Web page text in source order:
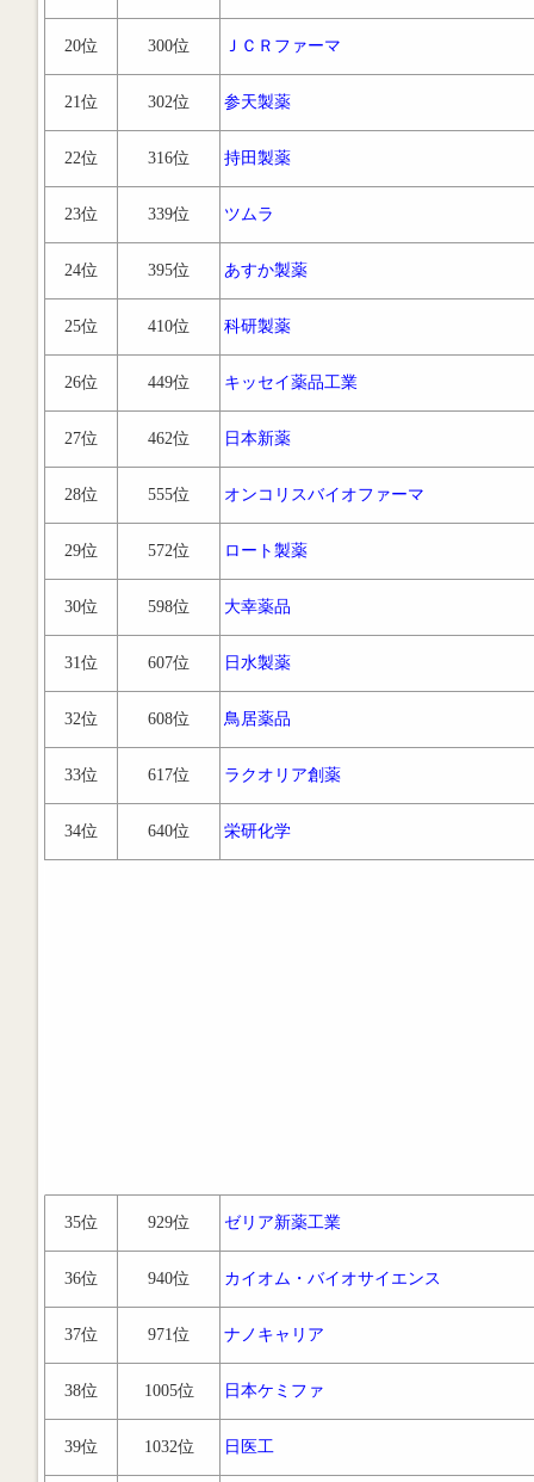
20位 300位 ＪＣＲファーマ
21位 302位 参天製薬
22位 316位 持田製薬
23位 339位 ツムラ
24位 395位 あすか製薬
25位 410位 科研製薬
26位 449位 キッセイ薬品工業
27位 462位 日本新薬
28位 555位 オンコリスバイオファーマ
29位 572位 ロート製薬
30位 598位 大幸薬品
31位 607位 日水製薬
32位 608位 鳥居薬品
33位 617位 ラクオリア創薬
34位 640位 栄研化学
35位 929位 ゼリア新薬工業
36位 940位 カイオム・バイオサイエンス
37位 971位 ナノキャリア
38位 1005位 日本ケミファ
39位 1032位 日医工